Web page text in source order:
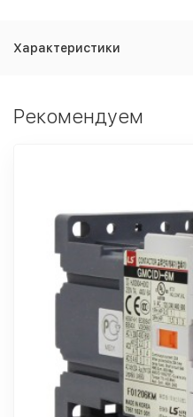
Характеристики
Рекомендуем